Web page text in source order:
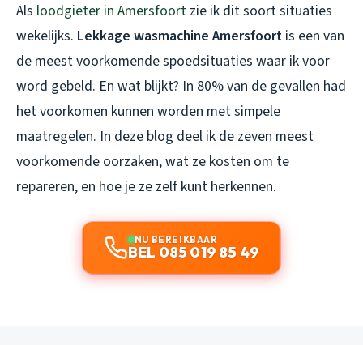
Als loodgieter in Amersfoort zie ik dit soort situaties
wekelijks. Lekkage wasmachine Amersfoort is een van
de meest voorkomende spoedsituaties waar ik voor
word gebeld. En wat blijkt? In 80% van de gevallen had
het voorkomen kunnen worden met simpele
maatregelen. In deze blog deel ik de zeven meest
voorkomende oorzaken, wat ze kosten om te
repareren, en hoe je ze zelf kunt herkennen.
NU BEREIKBAAR
BEL 085 019 85 49